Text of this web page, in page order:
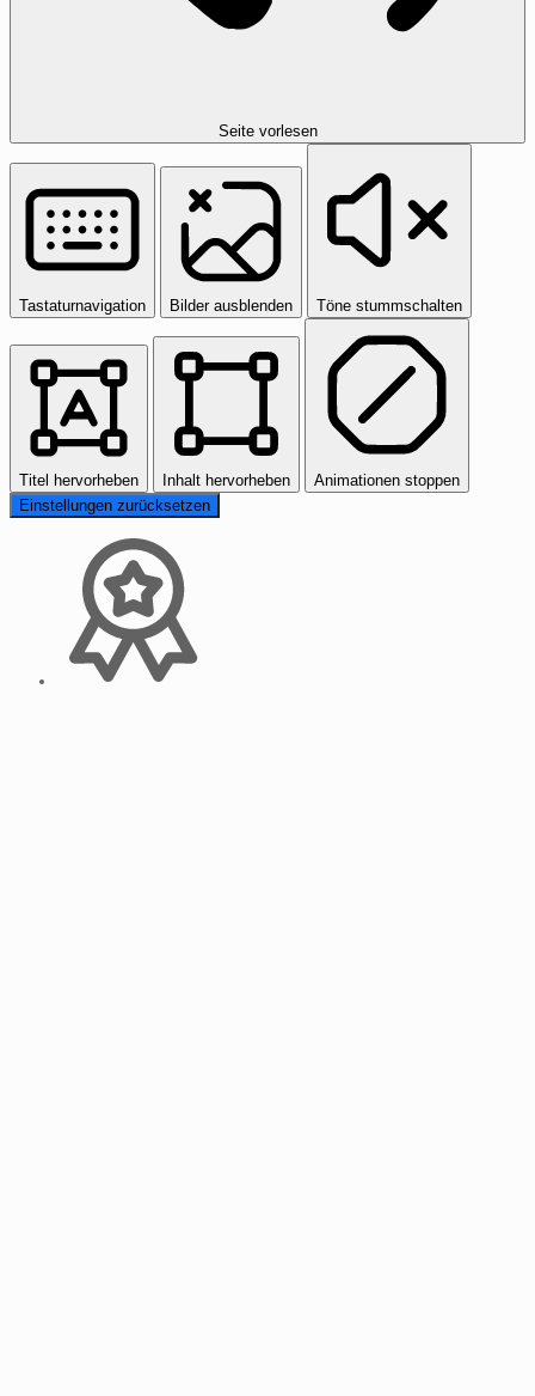
Seite vorlesen
Tastaturnavigation Bilder ausblenden Töne stummschalten
Titel hervorheben Inhalt hervorheben
Animationen stoppen
Einstellungen zurücksetzen